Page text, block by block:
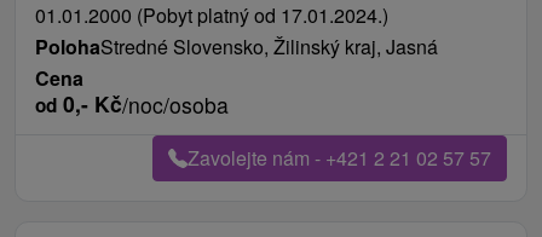
01.01.2000 (Pobyt platný od 17.01.2024.)
PolohaStredné Slovensko, Žilinský kraj, Jasná
Cena
od 0,- Kč/noc/osoba
Zavolejte nám - +421 2 21 02 57 57